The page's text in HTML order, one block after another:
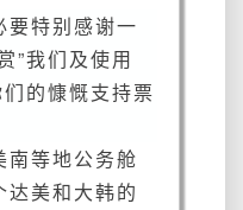
要特别感谢一
”我们及使用
的慷慨支持票
南等地公务舱
达美和大韩的